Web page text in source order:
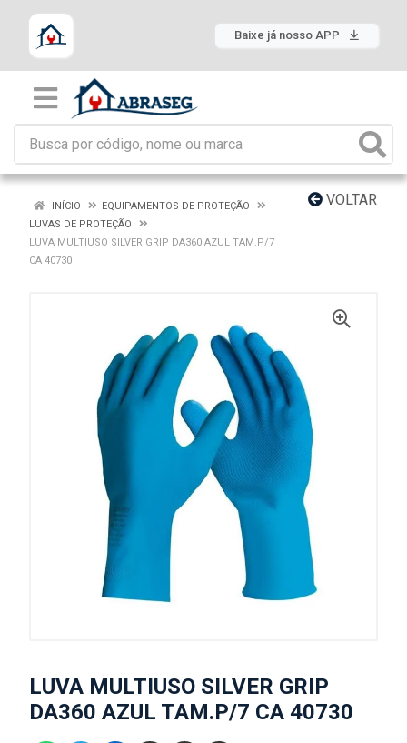
Baixe já nosso APP
VOLTAR
INÍCIO
EQUIPAMENTOS DE PROTEÇÃO
LUVAS DE PROTEÇÃO
LUVA MULTIUSO SILVER GRIP DA360 AZUL TAM.P/7
CA 40730
LUVA MULTIUSO SILVER GRIP
DA360 AZUL TAM.P/7 CA 40730